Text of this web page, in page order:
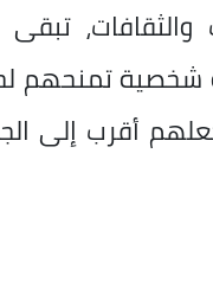
والثقافات،
تمنحهم
أقرب إلى